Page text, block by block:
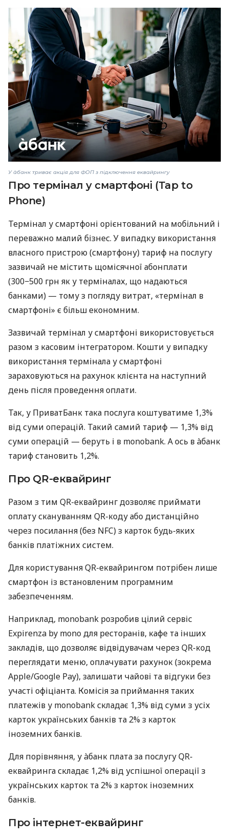
У àбанк триває акція для ФОП з підключення еквайрингу
Про термінал у смартфоні (Tap to
Phone)
Термінал у смартфоні орієнтований на мобільний і
переважно малий бізнес. У випадку використання
власного пристрою (смартфону) тариф на послугу
зазвичай не містить щомісячної абонплати
(300−500 грн як у терміналах, що надаються
банками) — тому з погляду витрат, «термінал в
смартфоні» є більш економним.
Зазвичай термінал у смартфоні використовується
разом з касовим інтегратором. Кошти у випадку
використання термінала у смартфоні
зараховуються на рахунок клієнта на наступний
день після проведення оплати.
Так, у ПриватБанк така послуга коштуватиме 1,3%
від суми операцій. Такий самий тариф — 1,3% від
суми операцій — беруть і в monobank. А ось в àбанк
тариф становить 1,2%.
Про QR-еквайринг
Разом з тим QR-еквайринг дозволяє приймати
оплату скануванням QR-коду або дистанційно
через посилання (без NFC) з карток будь-яких
банків платіжних систем.
Для користування QR-еквайрингом потрібен лише
смартфон із встановленим програмним
забезпеченням.
Наприклад, monobank розробив цілий сервіс
Expirenza by mono для ресторанів, кафе та інших
закладів, що дозволяє відвідувачам через QR-код
переглядати меню, оплачувати рахунок (зокрема
Apple/Google Pay), залишати чайові та відгуки без
участі офіціанта. Комісія за приймання таких
платежів у monobank складає 1,3% від суми з усіх
карток українських банків та 2% з карток
іноземних банків.
Для порівняння, у àбанк плата за послугу QR-
еквайринга складає 1,2% від успішної операції з
українських карток та 2% з карток іноземних
банків.
Про інтернет-еквайринг